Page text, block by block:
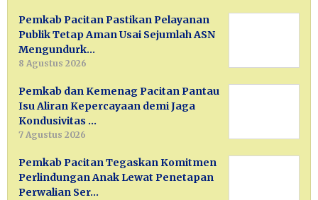
Pemkab Pacitan Pastikan Pelayanan
Publik Tetap Aman Usai Sejumlah ASN
Mengundurk…
8 Agustus 2026
Pemkab dan Kemenag Pacitan Pantau
Isu Aliran Kepercayaan demi Jaga
Kondusivitas …
7 Agustus 2026
Pemkab Pacitan Tegaskan Komitmen
Perlindungan Anak Lewat Penetapan
Perwalian Ser…